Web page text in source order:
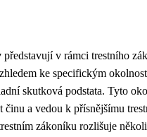
představují v rámci trestního
ke specifickým
skutková podstata. Tyto
činu a vedou k přísnějšímu
zákoníku rozlišuje